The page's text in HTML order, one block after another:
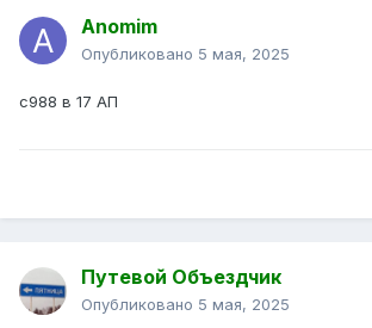
Anomim
Опубликовано 5 мая, 2025
с988 в 17 АП
Путевой Объездчик
Опубликовано 5 мая, 2025